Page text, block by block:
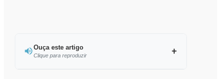
Ouça este artigo
Clique para reproduzir